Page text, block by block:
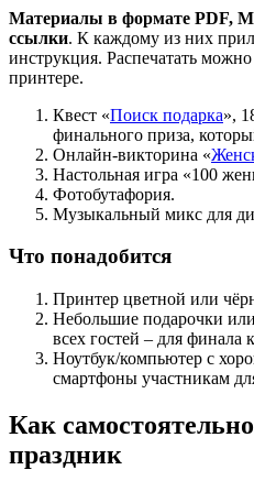
Материалы в формате PDF,
ссылки. К каждому из них
инструкция. Распечатать
принтере.
Квест «Поиск подарка»,
финального приза,
Онлайн-викторина «
Настольная игра «100
Фотобутафория.
Музыкальный микс для
Что понадобится
Принтер цветной или
Небольшие подарочки или
всех гостей – для финала
Ноутбук/компьютер с
смартфоны участникам
Как
праздник